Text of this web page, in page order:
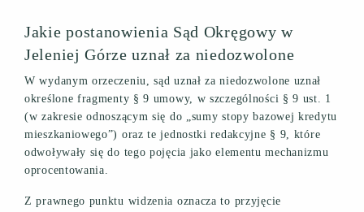
Jakie postanowienia Sąd Okręgowy w
Jeleniej Górze uznał za niedozwolone
W wydanym orzeczeniu, sąd uznał za niedozwolone uznał
określone fragmenty § 9 umowy, w szczególności § 9 ust. 1
(w zakresie odnoszącym się do „sumy stopy bazowej kredytu
mieszkaniowego”) oraz te jednostki redakcyjne § 9, które
odwoływały się do tego pojęcia jako elementu mechanizmu
oprocentowania.
Z prawnego punktu widzenia oznacza to przyjęcie